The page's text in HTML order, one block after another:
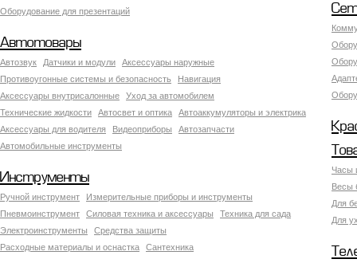
Оборудование для презентаций
Автотовары
Автозвук Датчики и модули
Аксессуары наружные
Противоугонные системы и безопасность
Навигация
Аксесcуары внутрисалонные
Уход за автомобилем
Технические жидкости
Автосвет и оптика
Автоаккумуляторы и электрика
Аксессуары для водителя
Видеоприборы
Автозапчасти
Автомобильные инструменты
Часы
Весы
Для
Для
Инструменты
Ручной инструмент
Измерительные приборы и инструменты
Пневмоинструмент
Силовая техника и аксессуары
Техника для сада
Электроинструменты
Средства защиты
Расходные материалы и оснастка
Сантехника